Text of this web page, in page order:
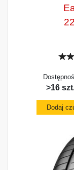
>16
Dodaj